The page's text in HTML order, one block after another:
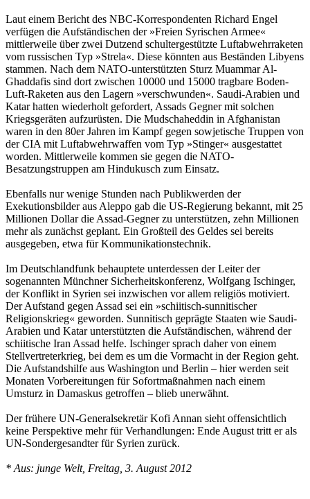
Laut einem Bericht des NBC-Korrespondenten Richard Engel
verfügen die Aufständischen der »Freien Syrischen Armee«
mittlerweile über zwei Dutzend schultergestützte Luftabwehrraketen
vom russischen Typ »Strela«. Diese könnten aus Beständen Libyens
stammen. Nach dem NATO-unterstützten Sturz Muammar Al-
Ghaddafis sind dort zwischen 10000 und 15000 tragbare Boden-
Luft-Raketen aus den Lagern »verschwunden«. Saudi-Arabien und
Katar hatten wiederholt gefordert, Assads Gegner mit solchen
Kriegsgeräten aufzurüsten. Die Mudschaheddin in Afghanistan
waren in den 80er Jahren im Kampf gegen sowjetische Truppen von
der CIA mit Luftabwehrwaffen vom Typ »Stinger« ausgestattet
worden. Mittlerweile kommen sie gegen die NATO-
Besatzungstruppen am Hindukusch zum Einsatz.
Ebenfalls nur wenige Stunden nach Publikwerden der
Exekutionsbilder aus Aleppo gab die US-Regierung bekannt, mit 25
Millionen Dollar die Assad-Gegner zu unterstützen, zehn Millionen
mehr als zunächst geplant. Ein Großteil des Geldes sei bereits
ausgegeben, etwa für Kommunikationstechnik.
Im Deutschlandfunk behauptete unterdessen der Leiter der
sogenannten Münchner Sicherheitskonferenz, Wolfgang Ischinger,
der Konflikt in Syrien sei inzwischen vor allem religiös motiviert.
Der Aufstand gegen Assad sei ein »schiitisch-sunnitischer
Religionskrieg« geworden. Sunnitisch geprägte Staaten wie Saudi-
Arabien und Katar unterstützten die Aufständischen, während der
schiitische Iran Assad helfe. Ischinger sprach daher von einem
Stellvertreterkrieg, bei dem es um die Vormacht in der Region geht.
Die Aufstandshilfe aus Washington und Berlin – hier werden seit
Monaten Vorbereitungen für Sofortmaßnahmen nach einem
Umsturz in Damaskus getroffen – blieb unerwähnt.
Der frühere UN-Generalsekretär Kofi Annan sieht offensichtlich
keine Perspektive mehr für Verhandlungen: Ende August tritt er als
UN-Sondergesandter für Syrien zurück.
* Aus: junge Welt, Freitag, 3. August 2012